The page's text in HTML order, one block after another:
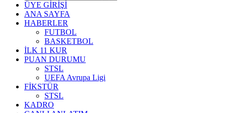
ÜYE GİRİŞİ
ANA SAYFA
HABERLER
FUTBOL
BASKETBOL
İLK 11 KUR
PUAN DURUMU
STSL
UEFA Avrupa Ligi
FİKSTÜR
STSL
KADRO